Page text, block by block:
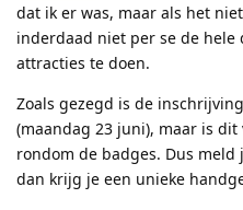
dat ik er was, maar als het
inderdaad niet per se de
attracties te doen.
Zoals gezegd is de
(maandag 23 juni), maar is
rondom de badges. Dus meld
dan krijg je een unieke